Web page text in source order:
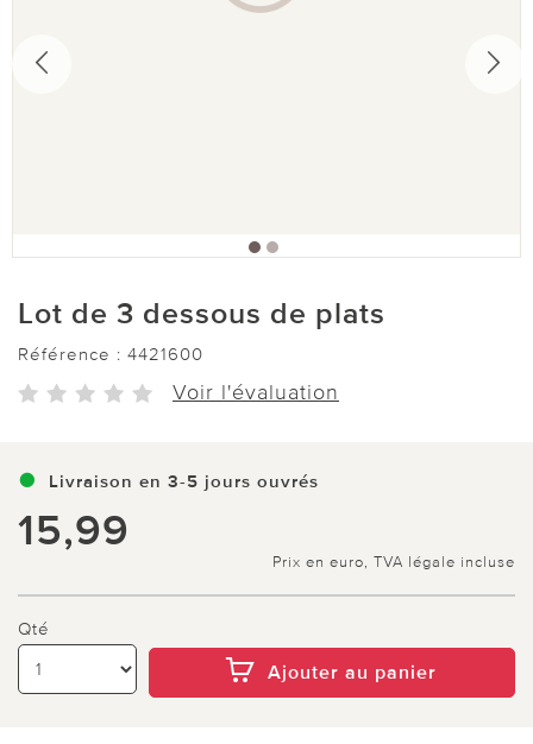
Lot de 3 dessous de plats
Référence : 4421600
Voir l'évaluation
Livraison en 3-5 jours ouvrés
15,99
Prix en euro, TVA légale incluse
Qté
Ajouter au panier